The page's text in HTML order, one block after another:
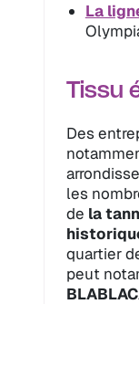
La
Tissu
Des
les
de la
quartier
peut